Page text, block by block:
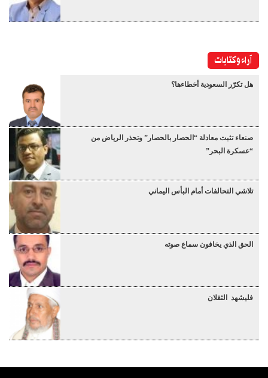
آراء وكتابات
هل تكرّر السعودية أخطاءها؟
صنعاء تثبت معادلة “الحصار بالحصار” وتحذر الرياض من
“عسكرة البحر”
تلاشي التحالفات أمام البأس اليماني
الحق الذي يخافون سماع صوته
فليشهد الثقلان